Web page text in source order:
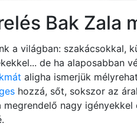
Bak Zala
a világban: szakácsokkal,
de ha alaposabban
aligha ismerjük
hozzá, sőt, sokszor az
nagy igényekkel